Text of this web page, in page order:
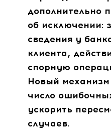
дополнительно
об исключении:
сведения у
клиента,
спорную
Новый
число
ускорить
случаев.